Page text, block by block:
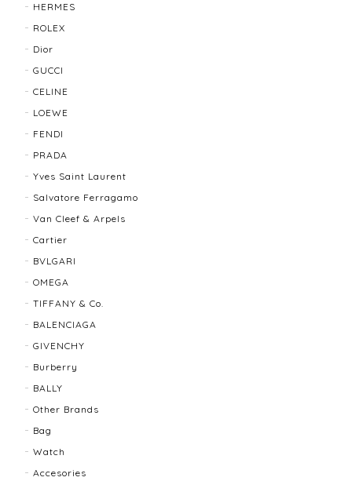
でした！ありがとうございました。また機会ありまし
たら利用させていただきたいと思いました🙇‍♀️
迅速に対応してくださり、ありがとうございます。 品
物の状態も良く、満足しております🥰 また機会があり
ましたらよろしくお願いします！
HERMES
ROLEX
Dior
GUCCI
CELINE
LOEWE
FENDI
PRADA
Yves Saint Laurent
Salvatore Ferragamo
Van Cleef & Arpels
Cartier
BVLGARI
OMEGA
TIFFANY & Co.
BALENCIAGA
GIVENCHY
Burberry
BALLY
Other Brands
Bag
Watch
Accesories